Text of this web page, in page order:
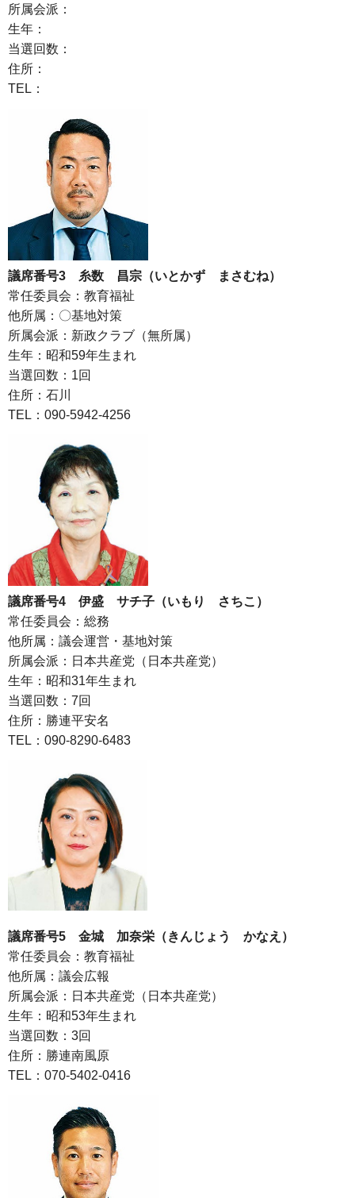
所属会派：
生年：
当選回数：
住所：
TEL：
議席番号3 糸数 昌宗（いとかず まさむね）
常任委員会：教育福祉
他所属：〇基地対策
所属会派：新政クラブ（無所属）
生年：昭和59年生まれ
当選回数：1回
住所：石川
TEL：090-5942-4256
議席番号4 伊盛 サチ子（いもり さちこ）
常任委員会：総務
他所属：議会運営・基地対策
所属会派：日本共産党（日本共産党）
生年：昭和31年生まれ
当選回数：7回
住所：勝連平安名
TEL：090-8290-6483
議席番号5 金城 加奈栄（きんじょう かなえ）
常任委員会：教育福祉
他所属：議会広報
所属会派：日本共産党（日本共産党）
生年：昭和53年生まれ
当選回数：3回
住所：勝連南風原
TEL：070-5402-0416